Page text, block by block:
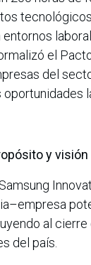
el
del
y
al
del país.